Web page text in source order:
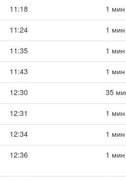
11:18 1 мин
11:24 1 мин
11:35 1 мин
11:43 1 мин
12:30 35
12:31 1 мин
12:34 1 мин
12:36 1 мин